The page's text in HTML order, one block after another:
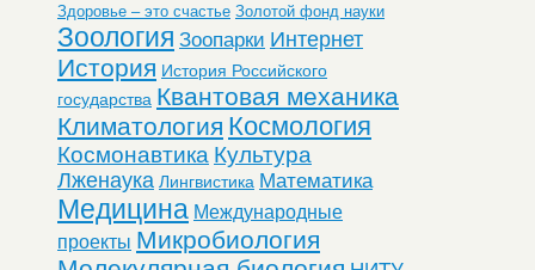
Здоровье – это счастье Золотой фонд науки
Зоология Зоопарки Интернет
История История Российского
государства Квантовая механика
Климатология Космология
Космонавтика Культура
Лженаука Лингвистика Математика
Медицина Международные
проекты Микробиология